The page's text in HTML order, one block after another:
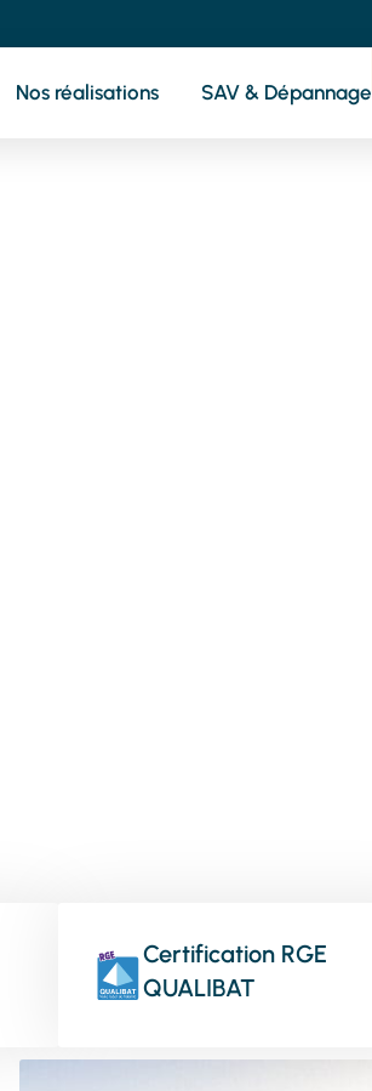
Nos réalisations SAV & Dépannage
Certification RGE
QUALIBAT